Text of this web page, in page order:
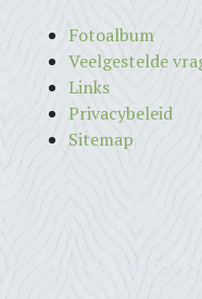
Fotoalbum
Veelgestelde
Links
Privacybeleid
Sitemap